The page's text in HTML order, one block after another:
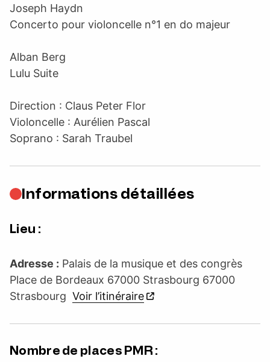
Joseph Haydn
Concerto pour violoncelle n°1 en do majeur
Alban Berg
Lulu Suite
Direction : Claus Peter Flor
Violoncelle : Aurélien Pascal
Soprano : Sarah Traubel
Informations détaillées
Lieu :
Adresse : Palais de la musique et des congrès
Place de Bordeaux 67000 Strasbourg 67000
Strasbourg Voir l’itinéraire
Nombre de places PMR :